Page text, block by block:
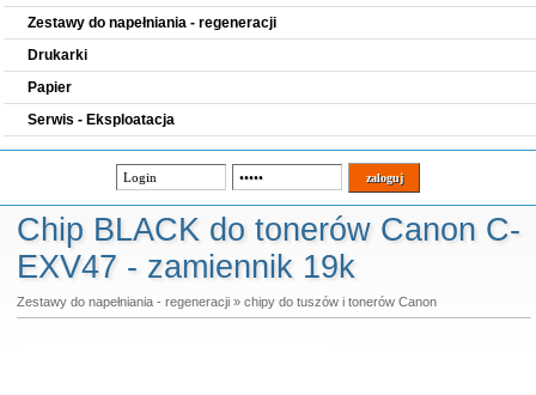
Zestawy do napełniania - regeneracji
Drukarki
Papier
Serwis - Eksploatacja
Chip BLACK do tonerów Canon C-
EXV47 - zamiennik 19k
Zestawy do napełniania - regeneracji» chipy do tuszów i tonerów Canon